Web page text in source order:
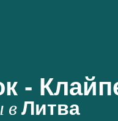
-
в Литва